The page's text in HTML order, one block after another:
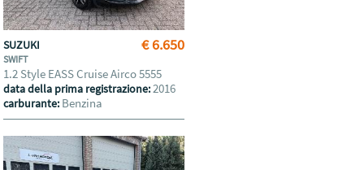
€ 6.650
SUZUKI
SWIFT
1.2 Style EASS Cruise Airco 5555
data della prima registrazione:2016
carburante: Benzina